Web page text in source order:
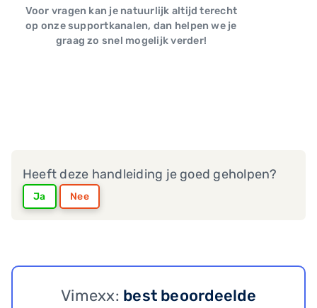
Voor vragen kan je natuurlijk altijd terecht
op onze supportkanalen, dan helpen we je
graag zo snel mogelijk verder!
Heeft deze handleiding je goed geholpen?
Ja Nee
Vimexx: best beoordeelde